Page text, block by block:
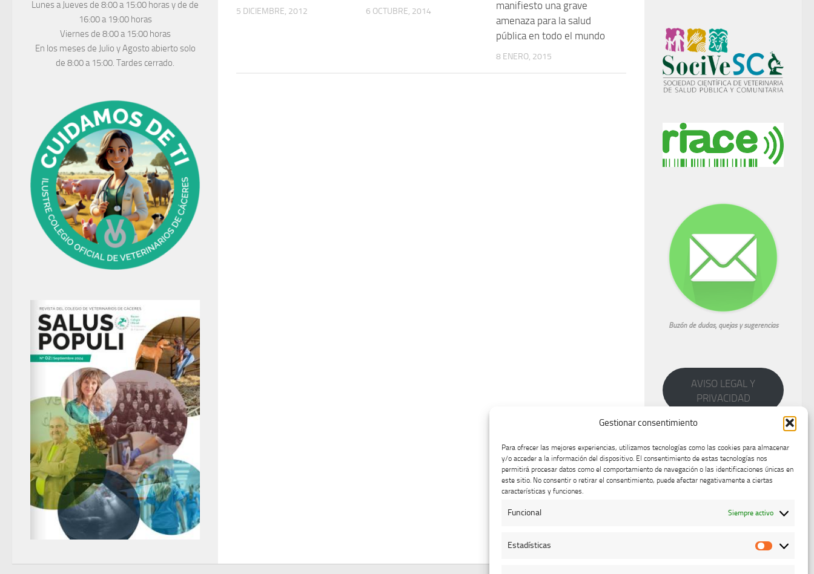
Gestionar consentimiento
Para ofrecer las mejores experiencias, utilizamos tecnologías como las cookies para almacenar
y/o acceder a la información del dispositivo. El consentimiento de estas tecnologías nos
permitirá procesar datos como el comportamiento de navegación o las identificaciones únicas en
este sitio. No consentir o retirar el consentimiento, puede afectar negativamente a ciertas
características y funciones.
Funcional Siempre activo
Estadísticas
5 DICIEMBRE, 2012 6 OCTUBRE, 2014
manifiesto una grave
amenaza para la salud
pública en todo el mundo
8 ENERO, 2015
Lunes a Jueves de 8:00 a 15:00 horas y de de
16:00 a 19:00 horas
Viernes de 8:00 a 15:00 horas
En los meses de Julio y Agosto abierto solo
de 8:00 a 15:00. Tardes cerrado.
Buzón de dudas, quejas y sugerencias
AVISO LEGAL Y
PRIVACIDAD